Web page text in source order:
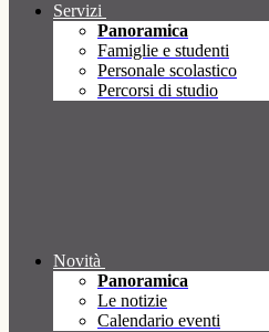
Servizi
Panoramica
Famiglie e studenti
Personale scolastico
Percorsi di studio
Novità
Panoramica
Le notizie
Calendario eventi